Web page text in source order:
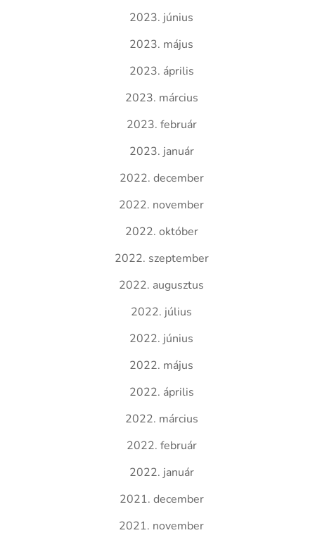
2023. június
2023. május
2023. április
2023. március
2023. február
2023. január
2022. december
2022. november
2022. október
2022. szeptember
2022. augusztus
2022. július
2022. június
2022. május
2022. április
2022. március
2022. február
2022. január
2021. december
2021. november